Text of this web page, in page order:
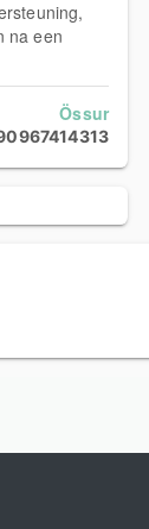
na een
Össur